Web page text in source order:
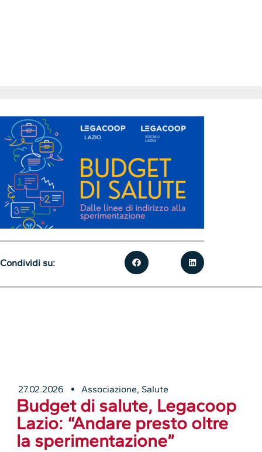
27.02.2026 Associazione, Salute
Budget di salute, Legacoop
Lazio: “Andare presto oltre
la sperimentazione”
Condividi su: